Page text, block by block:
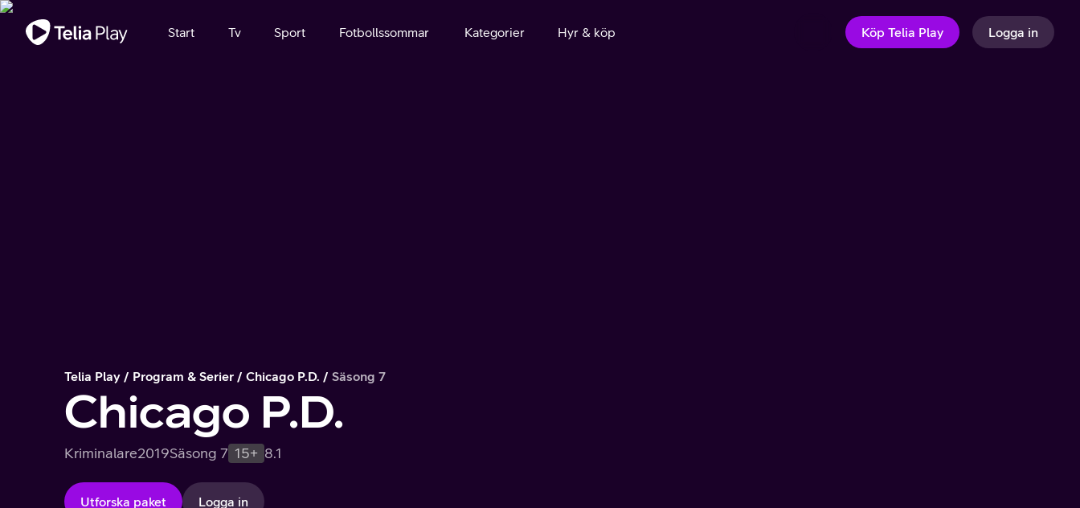
Viktigt meddelande
Start Tv Sport Fotbollssommar Kategorier Hyr & köp Köp Telia Play Logga in
Telia Play Program & Serier Chicago P.D. Säsong 7
Chicago P.D.
Kriminalare2019Säsong 7 15+ 8.1
Utforska paket Logga in